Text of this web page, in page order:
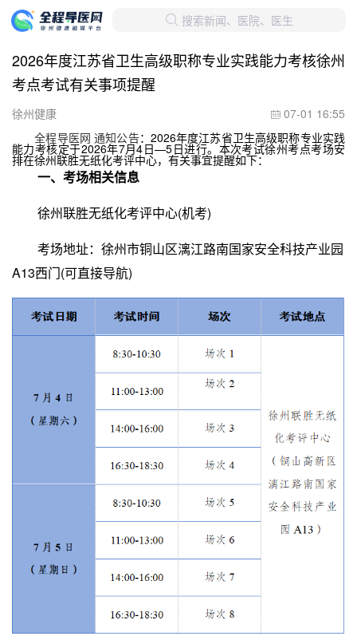
 搜索新闻、医院、医生
2026年度江苏省卫生高级职称专业实践能力考核徐州
考点考试有关事项提醒
徐州健康  07-01 16:55
全程导医网 通知公告：2026年度江苏省卫生高级职称专业实践
能力考核定于2026年7月4日—5日进行。本次考试徐州考点考场安
排在徐州联胜无纸化考评中心， 有关事宜提醒如下：
一、考场相关信息
徐州联胜无纸化考评中心(机考)
考场地址：徐州市铜山区漓江路南国家安全科技产业园
A13西门(可直接导航)